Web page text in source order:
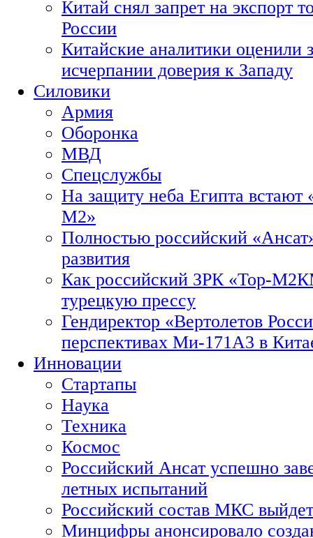
Китай снял запрет на экспорт
России
Китайские аналитики оценили
исчерпании доверия к Западу
Силовики
Армия
Оборонка
МВД
Спецслужбы
На защиту неба Египта встают
М2»
Полностью российский
развития
Как российский ЗРК «Тор-
турецкую прессу
Гендиректор «Вертолетов
перспективах Ми-171А3 в
Инновации
Стартапы
Наука
Техника
Космос
Российский Ансат успешно
летных испытаний
Российский состав МКС
Минцифры анонсировало